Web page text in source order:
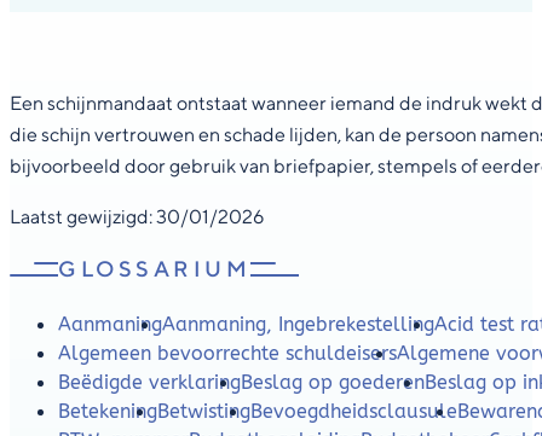
GLOSSARIUM
AanmaningAanmaning, IngebrekestellingAcid test
Algemeen bevoorrechte schuldeisersAlgemene
Beëdigde verklaringBeslag op goederenBeslag op
BetekeningBetwistingBevoegdheidsclausule
Een schijnmandaat ontstaat wanneer iemand de indruk
die schijn vertrouwen en schade lijden, kan de persoon
bijvoorbeeld door gebruik van briefpapier, stempels of
Laatst gewijzigd: 30/01/2026